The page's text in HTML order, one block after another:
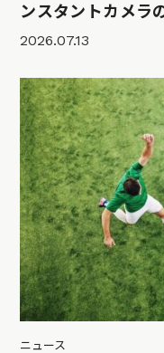
ンスタントカメラ
2026.07.13
ニュース